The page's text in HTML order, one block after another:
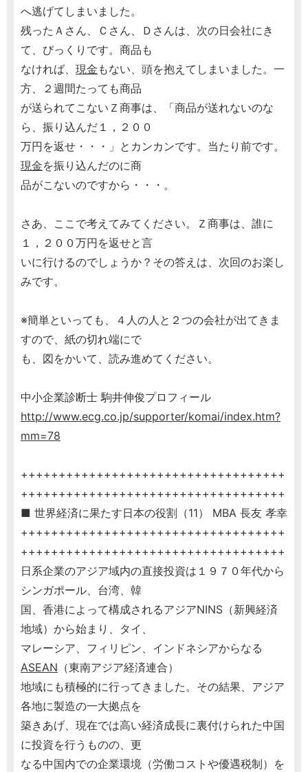
へ逃げてしまいました。
残ったＡさん、Ｃさん、Ｄさんは、次の日会社にき
て、びっくりです。商品も
なければ、 現金 もない、頭を抱えてしまいました。一
方、２週間たっても商品
が送られてこないＺ商事は、「商品が送れないのな
ら、振り込んだ１，２００
万円を返せ・・・」とカンカンです。当たり前です。
現金を振り込んだのに商
品がこないのですから・・・。
さあ、ここで考えてみてください。Ｚ商事は、誰に
１，２００万円を返せと言
いに行けるのでしょうか？その答えは、次回のお楽し
みです。
※簡単といっても、４人の人と２つの会社が出てきま
すので、紙の切れ端にで
も、図をかいて、読み進めてください。
中小企業診断士 駒井伸俊プロフィール
http://www.ecg.co.jp/supporter/komai/index.htm?
mm=78
+++++++++++++++++++++++++++++++++++
+++++++++++++++++++++++++++++++++++
■ 世界経済に果たす日本の役割（11） MBA 長友 孝幸
+++++++++++++++++++++++++++++++++++
+++++++++++++++++++++++++++++++++++
日系企業のアジア域内の直接投資は１９７０年代から
シンガポール、台湾、韓
国、香港によって構成されるアジアNINS（新興経済
地域）から始まり、タイ、
マレーシア、フィリピン、インドネシアからなる
ASEAN （東南アジア経済連合）
地域にも積極的に行ってきました。その結果、アジア
各地に製造の一大拠点を
築きあげ、現在では高い経済成長に裏付けられた中国
に投資を行うものの、更
なる中国内での企業環境（労働コストや優遇税制）を